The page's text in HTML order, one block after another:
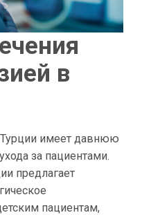
в
Турции имеет давнюю
за пациентами.
предлагает
пациентам,